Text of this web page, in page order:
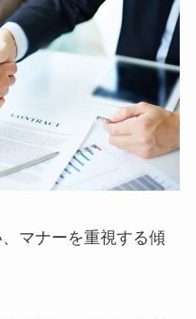
マナーを重視する傾